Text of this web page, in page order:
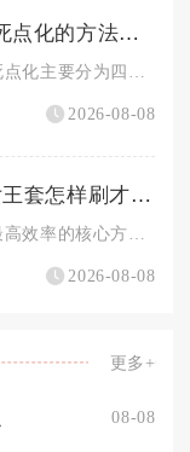
卖梦幻西游生死点化的方法有哪些
2026-08-08
影之刃3左殇女王套怎样刷才有效率
2026-08-08
更多+
08-08